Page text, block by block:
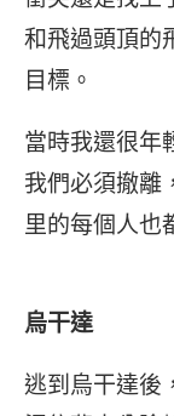
和飛過頭頂的
目標。
當時我還很年
我們必須撤離
里的每個人也
烏干達
逃到烏干達後